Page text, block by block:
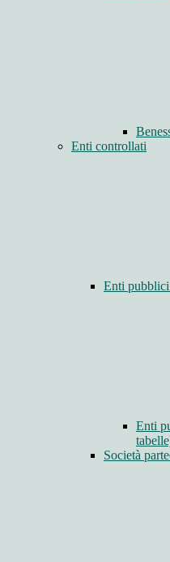
Enti controllati
Enti
Enti
Società